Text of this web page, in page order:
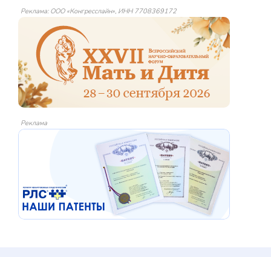
Реклама: ООО «Конгресслайн», ИНН 7708369172
Реклама